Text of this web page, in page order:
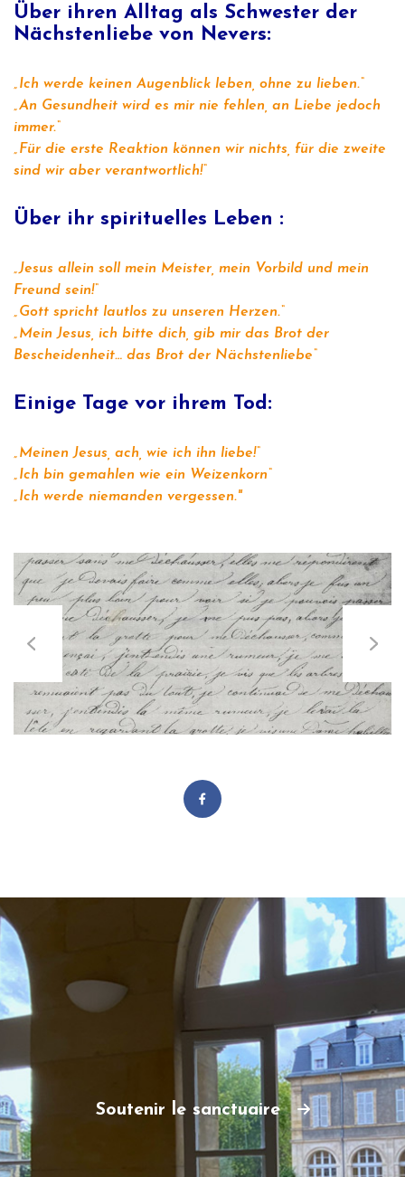
Über ihren Alltag als Schwester der
Nächstenliebe von Nevers:
„Ich werde keinen Augenblick leben, ohne zu lieben.“
„An Gesundheit wird es mir nie fehlen, an Liebe jedoch
immer.“
„Für die erste Reaktion können wir nichts, für die zweite
sind wir aber verantwortlich!“
Über ihr spirituelles Leben :
„Jesus allein soll mein Meister, mein Vorbild und mein
Freund sein!“
„Gott spricht lautlos zu unseren Herzen.“
„Mein Jesus, ich bitte dich, gib mir das Brot der
Bescheidenheit… das Brot der Nächstenliebe“
Einige Tage vor ihrem Tod:
„Meinen Jesus, ach, wie ich ihn liebe!“
„Ich bin gemahlen wie ein Weizenkorn“
„Ich werde niemanden vergessen."
Soutenir le sanctuaire